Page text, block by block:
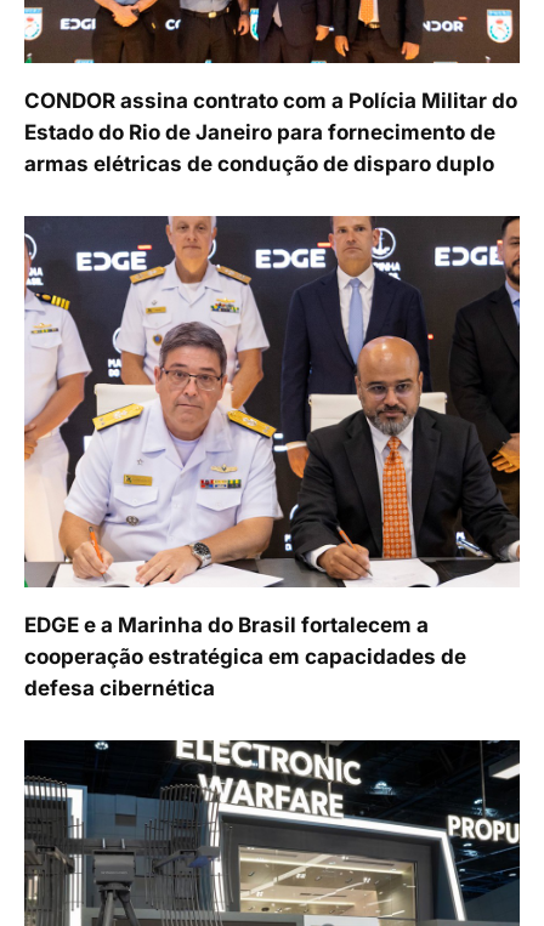
CONDOR assina contrato com a Polícia Militar do
Estado do Rio de Janeiro para fornecimento de
armas elétricas de condução de disparo duplo
EDGE e a Marinha do Brasil fortalecem a
cooperação estratégica em capacidades de
defesa cibernética